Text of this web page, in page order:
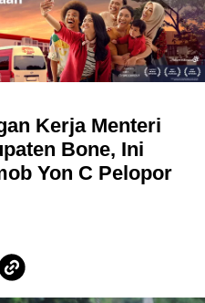
Kerja Menteri
Bone, Ini
Yon C Pelopor